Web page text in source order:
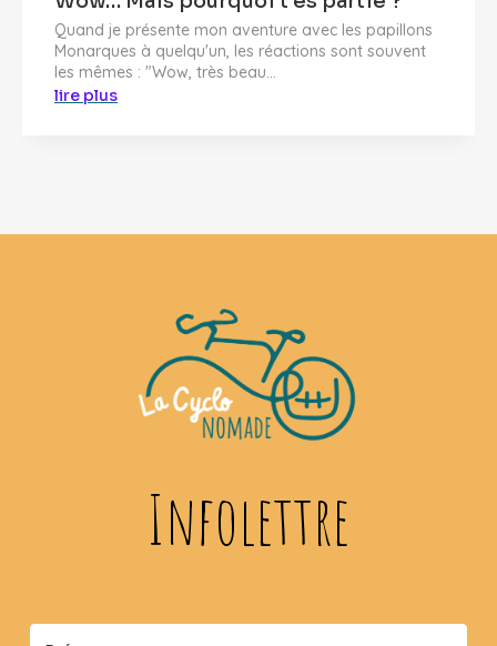
Quand je présente mon aventure avec les papillons
Monarques à quelqu'un, les réactions sont souvent
les mêmes : "Wow, très beau...
lire plus
Infolettre